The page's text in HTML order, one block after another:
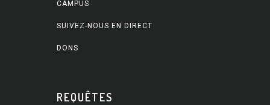
CAMPUS
SUIVEZ-NOUS EN DIRECT
DONS
REQUÊTES